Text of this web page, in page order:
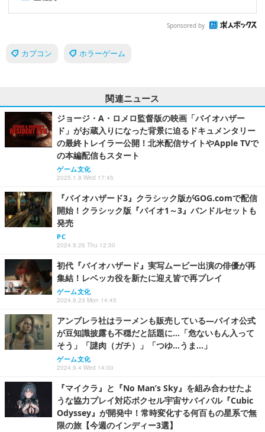
Sponsored by
カプコン ホラーゲーム
関連ニュース
ジョージ・A・ロメロ監督版の映画「バイオハザー
ド」がお蔵入りになった背景に迫るドキュメンタリー
の最終トレイラー公開！北米配信サイトやApple TVで
の本編配信もスタート
ゲーム文化
2025.1.8 Wed 17:45
『バイオハザード3』クラシック版がGOG.comで配信
開始！クラシック版『バイオ1～3』バンドルセットも
発売
PC
2024.9.26 Thu 12:30
初代『バイオハザード』実写ムービー出演の俳優が再
集結！レベッカ役を新たに迎え皆で再プレイ
ゲーム文化
2024.9.23 Mon 14:45
アンブレラ社はラーメンも販売している―バイオ公式
が豆知識披露も不穏だと話題に…「危ないもん入って
そう」「謎肉（ガチ）」「つゆ…うま…」
ゲーム文化
2024.9.4 Wed 14:00
『マイクラ』と『No Man’s Sky』を組み合わせたよ
うな協力プレイ対応ボクセル宇宙サバイバル『Cubic
Odyssey』が開発中！常時変化する何百もの星系で無
限の旅【今週のインディー3選】